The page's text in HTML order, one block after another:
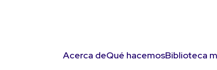
Acerca deQué hacemosBiblioteca